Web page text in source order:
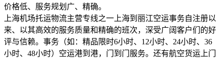
价格低、服务规划广、精确。
上海机场托运物流主营专线之一上海到丽江空运事务自注册以
来、以其高效的服务质量和精确的班次，深受广阔客户们的好
评与信赖。事务（如：精品限时6小时、12小时、24小时、36
小时、48小时）空运港到港，门到门服务。还有航空货运上门